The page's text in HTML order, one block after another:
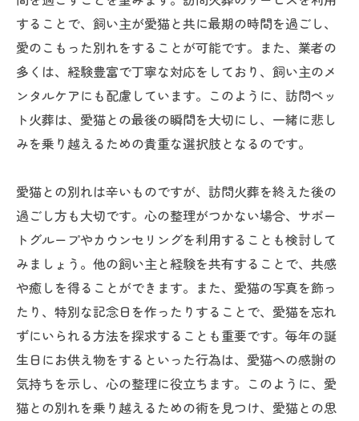
することで、飼い主が愛猫と共に最期の時間を過ごし、
愛のこもった別れをすることが可能です。また、業者の
多くは、経験豊富で丁寧な対応をしており、飼い主のメ
ンタルケアにも配慮しています。このように、訪問ペッ
ト火葬は、愛猫との最後の瞬間を大切にし、一緒に悲し
みを乗り越えるための貴重な選択肢となるのです。
愛猫との別れは辛いものですが、訪問火葬を終えた後の
過ごし方も大切です。心の整理がつかない場合、サポー
トグループやカウンセリングを利用することも検討して
みましょう。他の飼い主と経験を共有することで、共感
や癒しを得ることができます。また、愛猫の写真を飾っ
たり、特別な記念日を作ったりすることで、愛猫を忘れ
ずにいられる方法を探求することも重要です。毎年の誕
生日にお供え物をするといった行為は、愛猫への感謝の
気持ちを示し、心の整理に役立ちます。このように、愛
猫との別れを乗り越えるための術を見つけ、愛猫との思